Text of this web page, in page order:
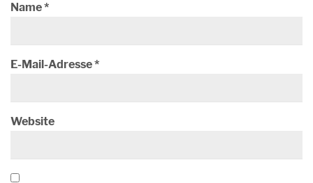
Name*
E-Mail-Adresse*
Website